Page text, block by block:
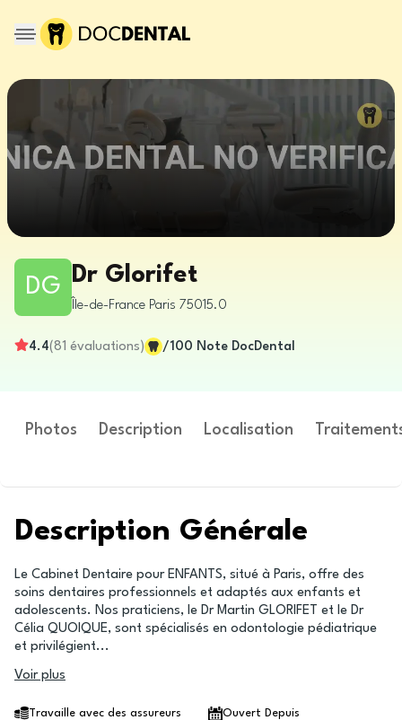
DG Dr Glorifet
Île-de-France Paris 75015.0
4.4(81 évaluations) /100 Note DocDental
Photos Description Localisation
Description Générale
Le Cabinet Dentaire pour ENFANTS, situé à Paris, offre des
soins dentaires professionnels et adaptés aux enfants et
adolescents. Nos praticiens, le Dr Martin GLORIFET et le Dr
Célia QUOIQUE, sont spécialisés en odontologie pédiatrique
et privilégient...
Voir plus
Travaille avec des assureurs Ouvert Depuis